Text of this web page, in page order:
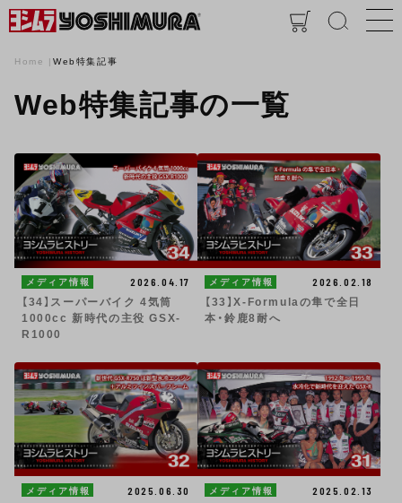
Home Web特集記事
Web特集記事の一覧
メディア情報
2026.04.17
【34】スーパーバイク 4気筒
1000cc 新時代の主役 GSX-
R1000
メディア情報
2026.02.18
【33】X-Formulaの隼で全日
本・鈴鹿8耐へ
メディア情報
2025.06.30
メディア情報
2025.02.13